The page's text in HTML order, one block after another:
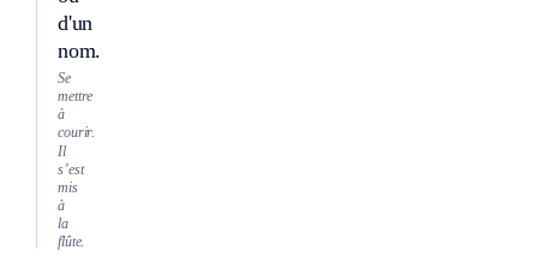
d'un
nom.
Se
mettre
à
courir.
Il
s’est
mis
à
la
flûte.